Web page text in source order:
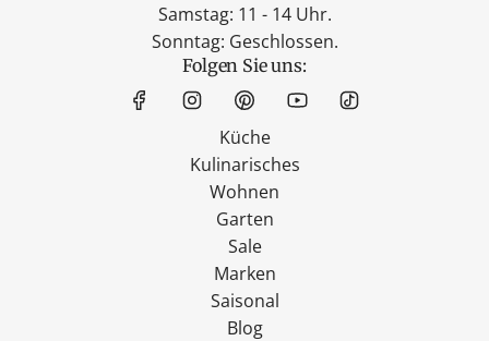
Samstag: 11 - 14 Uhr.
Sonntag: Geschlossen.
Folgen Sie uns:
Küche
Kulinarisches
Wohnen
Garten
Sale
Marken
Saisonal
Blog